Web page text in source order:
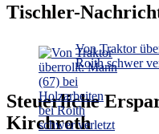
Tischler-
Von Traktor
Roith schwer
Steuerliche
Kirchroth